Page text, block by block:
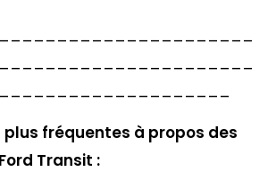
plus fréquentes à propos des
Transit :